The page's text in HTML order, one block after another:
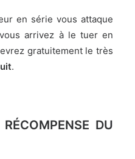
en série vous attaque
arrivez à le tuer en
gratuitement le très
.
DU